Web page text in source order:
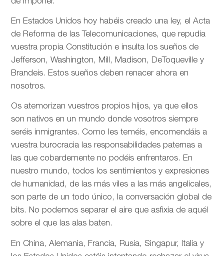
En Estados Unidos hoy habéis creado una ley, el Acta
de Reforma de las Telecomunicaciones, que repudia
vuestra propia Constitución e insulta los sueños de
Jefferson, Washington, Mill, Madison, DeToqueville y
Brandeis. Estos sueños deben renacer ahora en
nosotros.
Os atemorizan vuestros propios hijos, ya que ellos
son nativos en un mundo donde vosotros siempre
seréis inmigrantes. Como les teméis, encomendáis a
vuestra burocracia las responsabilidades paternas a
las que cobardemente no podéis enfrentaros. En
nuestro mundo, todos los sentimientos y expresiones
de humanidad, de las más viles a las más angelicales,
son parte de un todo único, la conversación global de
bits. No podemos separar el aire que asfixia de aquél
sobre el que las alas baten.
En China, Alemania, Francia, Rusia, Singapur, Italia y